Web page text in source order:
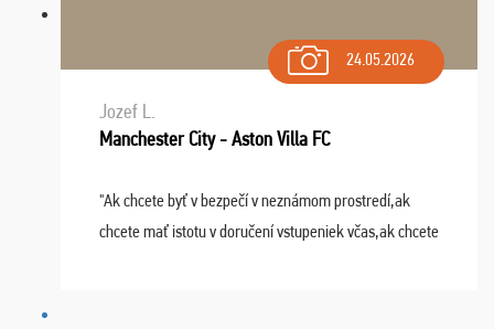
24.05.2026
Jozef L.
Manchester City - Aston Villa FC
"Ak chcete byť v bezpečí v neznámom prostredí,ak
chcete mať istotu v doručení vstupeniek včas,ak chcete